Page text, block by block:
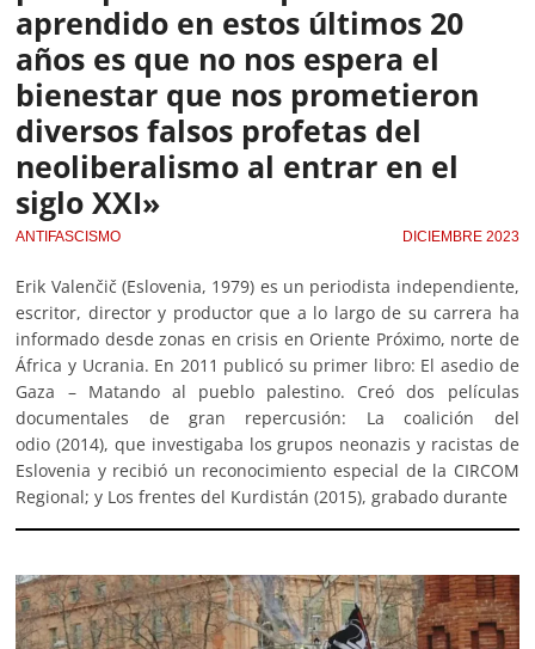
aprendido en estos últimos 20
años es que no nos espera el
bienestar que nos prometieron
diversos falsos profetas del
neoliberalismo al entrar en el
siglo XXI»
ANTIFASCISMO DICIEMBRE 2023
Erik Valenčič (Eslovenia, 1979) es un periodista independiente,
escritor, director y productor que a lo largo de su carrera ha
informado desde zonas en crisis en Oriente Próximo, norte de
África y Ucrania. En 2011 publicó su primer libro: El asedio de
Gaza – Matando al pueblo palestino. Creó dos películas
documentales de gran repercusión: La coalición del
odio (2014), que investigaba los grupos neonazis y racistas de
Eslovenia y recibió un reconocimiento especial de la CIRCOM
Regional; y Los frentes del Kurdistán (2015), grabado durante